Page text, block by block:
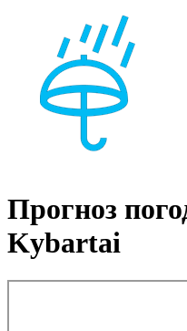
Прогноз
Kybartai